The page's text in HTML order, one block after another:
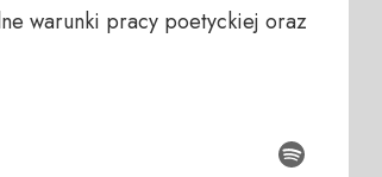
warunki pracy poetyckiej oraz